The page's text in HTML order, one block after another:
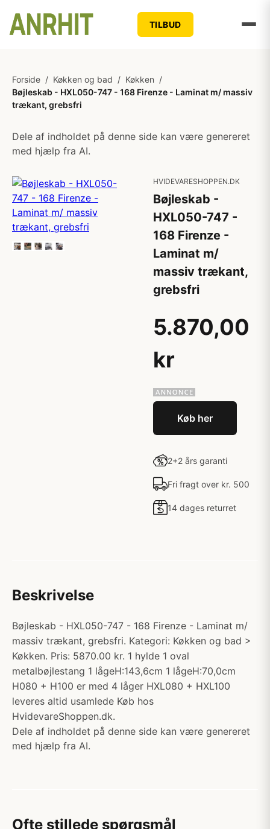
TILBUD
Forside / Køkken og bad / Køkken /
Bøjleskab - HXL050-747 - 168 Firenze - Laminat m/ massiv
trækant, grebsfri
Dele af indholdet på denne side kan være genereret
med hjælp fra AI.
HVIDEVARESHOPPEN.DK
Bøjleskab -
HXL050-747 -
168 Firenze -
Laminat m/
massiv trækant,
grebsfri
5.870,00
kr
Køb her
2+2 års garanti
Fri fragt over kr. 500
14 dages returret
Beskrivelse
Bøjleskab - HXL050-747 - 168 Firenze - Laminat m/
massiv trækant, grebsfri. Kategori: Køkken og bad >
Køkken. Pris: 5870.00 kr. 1 hylde 1 oval
metalbøjlestang 1 lågeH:143,6cm 1 lågeH:70,0cm
H080 + H100 er med 4 låger HXL080 + HXL100
leveres altid usamlede Køb hos
HvidevareShoppen.dk.
Dele af indholdet på denne side kan være genereret
med hjælp fra AI.
Ofte stillede spørgsmål